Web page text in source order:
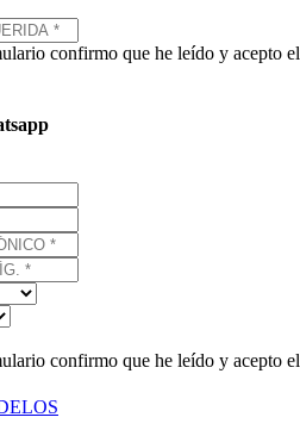
confirmo que he leído y acepto el
confirmo que he leído y acepto el